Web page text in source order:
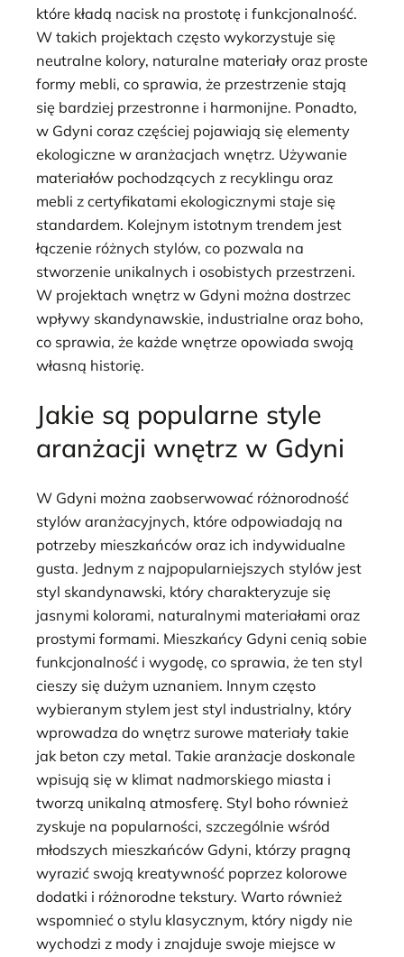
które kładą nacisk na prostotę i funkcjonalność.
W takich projektach często wykorzystuje się
neutralne kolory, naturalne materiały oraz proste
formy mebli, co sprawia, że przestrzenie stają
się bardziej przestronne i harmonijne. Ponadto,
w Gdyni coraz częściej pojawiają się elementy
ekologiczne w aranżacjach wnętrz. Używanie
materiałów pochodzących z recyklingu oraz
mebli z certyfikatami ekologicznymi staje się
standardem. Kolejnym istotnym trendem jest
łączenie różnych stylów, co pozwala na
stworzenie unikalnych i osobistych przestrzeni.
W projektach wnętrz w Gdyni można dostrzec
wpływy skandynawskie, industrialne oraz boho,
co sprawia, że każde wnętrze opowiada swoją
własną historię.
Jakie są popularne style
aranżacji wnętrz w Gdyni
W Gdyni można zaobserwować różnorodność
stylów aranżacyjnych, które odpowiadają na
potrzeby mieszkańców oraz ich indywidualne
gusta. Jednym z najpopularniejszych stylów jest
styl skandynawski, który charakteryzuje się
jasnymi kolorami, naturalnymi materiałami oraz
prostymi formami. Mieszkańcy Gdyni cenią sobie
funkcjonalność i wygodę, co sprawia, że ten styl
cieszy się dużym uznaniem. Innym często
wybieranym stylem jest styl industrialny, który
wprowadza do wnętrz surowe materiały takie
jak beton czy metal. Takie aranżacje doskonale
wpisują się w klimat nadmorskiego miasta i
tworzą unikalną atmosferę. Styl boho również
zyskuje na popularności, szczególnie wśród
młodszych mieszkańców Gdyni, którzy pragną
wyrazić swoją kreatywność poprzez kolorowe
dodatki i różnorodne tekstury. Warto również
wspomnieć o stylu klasycznym, który nigdy nie
wychodzi z mody i znajduje swoje miejsce w